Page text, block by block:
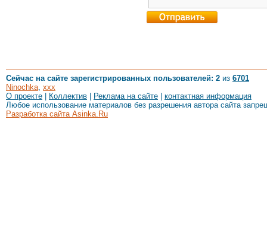
Сейчас на сайте зарегистрированных пользователей: 2 из 6701
Ninochka, xxx
О проекте
Коллектив Реклама на сайте
контактная информация
Любое использование материалов без разрешения автора сайта
Разработка сайта Asinka.Ru